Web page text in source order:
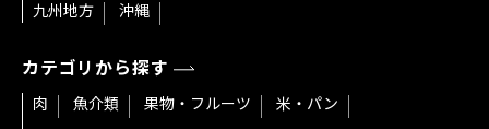
九州地方
沖縄
カテゴリから探す
肉 魚介類 果物・フルーツ
米・パン